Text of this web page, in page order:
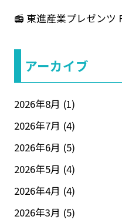
📻 東進産業プレゼンツ
アーカイブ
2026年8月 (1)
2026年7月 (4)
2026年6月 (5)
2026年5月 (4)
2026年4月 (4)
2026年3月 (5)